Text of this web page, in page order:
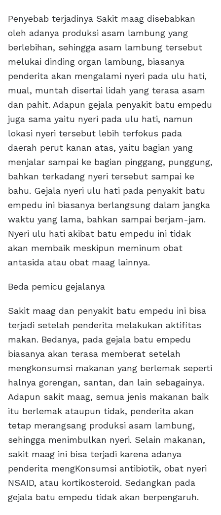
Penyebab terjadinya Sakit maag disebabkan
oleh adanya produksi asam lambung yang
berlebihan, sehingga asam lambung tersebut
melukai dinding organ lambung, biasanya
penderita akan mengalami nyeri pada ulu hati,
mual, muntah disertai lidah yang terasa asam
dan pahit. Adapun gejala penyakit batu empedu
juga sama yaitu nyeri pada ulu hati, namun
lokasi nyeri tersebut lebih terfokus pada
daerah perut kanan atas, yaitu bagian yang
menjalar sampai ke bagian pinggang, punggung,
bahkan terkadang nyeri tersebut sampai ke
bahu. Gejala nyeri ulu hati pada penyakit batu
empedu ini biasanya berlangsung dalam jangka
waktu yang lama, bahkan sampai berjam-jam.
Nyeri ulu hati akibat batu empedu ini tidak
akan membaik meskipun meminum obat
antasida atau obat maag lainnya.
Beda pemicu gejalanya
Sakit maag dan penyakit batu empedu ini bisa
terjadi setelah penderita melakukan aktifitas
makan. Bedanya, pada gejala batu empedu
biasanya akan terasa memberat setelah
mengkonsumsi makanan yang berlemak seperti
halnya gorengan, santan, dan lain sebagainya.
Adapun sakit maag, semua jenis makanan baik
itu berlemak ataupun tidak, penderita akan
tetap merangsang produksi asam lambung,
sehingga menimbulkan nyeri. Selain makanan,
sakit maag ini bisa terjadi karena adanya
penderita mengKonsumsi antibiotik, obat nyeri
NSAID, atau kortikosteroid. Sedangkan pada
gejala batu empedu tidak akan berpengaruh.